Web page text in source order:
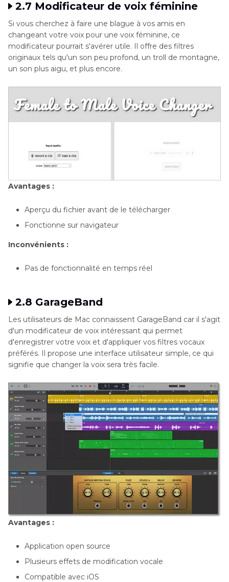
2.7 Modificateur de voix féminine
Si vous cherchez à faire une blague à vos amis en
changeant votre voix pour une voix féminine, ce
modificateur pourrait s'avérer utile. Il offre des filtres
originaux tels qu'un son peu profond, un troll de montagne,
un son plus aigu, et plus encore.
Avantages :
Aperçu du fichier avant de le télécharger
Fonctionne sur navigateur
Inconvénients :
Pas de fonctionnalité en temps réel
2.8 GarageBand
Les utilisateurs de Mac connaissent GarageBand car il s'agit
d'un modificateur de voix intéressant qui permet
d'enregistrer votre voix et d'appliquer vos filtres vocaux
préférés. Il propose une interface utilisateur simple, ce qui
signifie que changer la voix sera très facile.
Avantages :
Application open source
Plusieurs effets de modification vocale
Compatible avec iOS